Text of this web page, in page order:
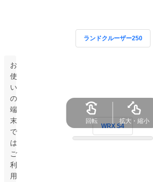
お
使
い
の
端
末
で
は
ご
利
用
ランドクルーザー250
WRX S4
回転 拡大・縮小